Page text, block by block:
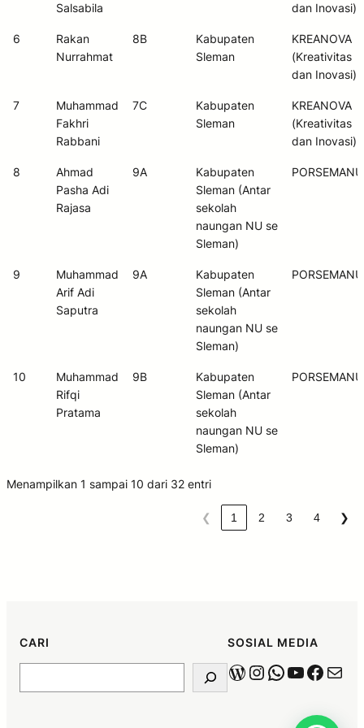
Salsabila
dan Inovasi)
6
Rakan
Nurrahmat
8B
Kabupaten
Sleman
KREANOVA
(Kreativitas
dan Inovasi)
7
Muhammad
Fakhri
Rabbani
7C
Kabupaten
Sleman
KREANOVA
(Kreativitas
dan Inovasi)
8
Ahmad
Pasha Adi
Rajasa
9A
Kabupaten
Sleman (Antar
sekolah
naungan NU se
Sleman)
PORSEMANU
9
Muhammad
Arif Adi
Saputra
9A
Kabupaten
Sleman (Antar
sekolah
naungan NU se
Sleman)
PORSEMANU
10
Muhammad
Rifqi
Pratama
9B
Kabupaten
Sleman (Antar
sekolah
naungan NU se
Sleman)
PORSEMANU
Menampilkan 1 sampai 10 dari 32 entri
❮ 1 2 3 4 ❯
CARI SOSIAL MEDIA
WordPress
Instagram
WhatsApp
YouTube
Mail